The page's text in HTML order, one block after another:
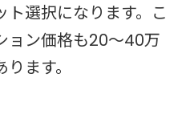
ト選択になります。こ
ョン価格も20〜40万
ます。